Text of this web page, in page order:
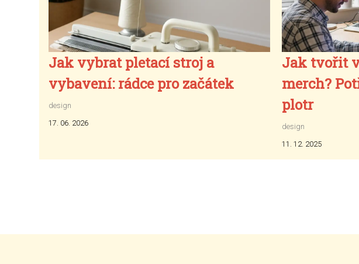
Jak vybrat pletací stroj a
vybavení: rádce pro začátek
design
17. 06. 2026
Jak tvořit
merch?
plotr
design
11. 12. 2025